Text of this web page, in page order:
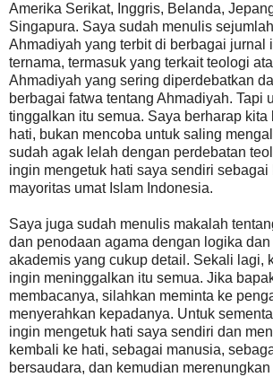
Amerika Serikat, Inggris, Belanda,
Singapura. Saya sudah menulis
Ahmadiyah yang terbit di berbagai jurnal
ternama, termasuk yang terkait teologi
Ahmadiyah yang sering diperdebatkan
berbagai fatwa tentang Ahmadiyah. Tapi
tinggalkan itu semua. Saya berharap kita
hati, bukan mencoba untuk saling
sudah agak lelah dengan perdebatan
ingin mengetuk hati saya sendiri sebagai
mayoritas umat Islam Indonesia.
Saya juga sudah menulis makalah
dan penodaan agama dengan logika
akademis yang cukup detail. Sekali lagi,
ingin meninggalkan itu semua. Jika
membacanya, silahkan meminta ke
menyerahkan kepadanya. Untuk
ingin mengetuk hati saya sendiri dan
kembali ke hati, sebagai manusia,
bersaudara, dan kemudian